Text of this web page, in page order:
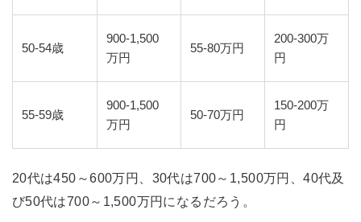
50-54歳
900-1,500
万円
55-80万円
200-300万
円
55-59歳
900-1,500
万円
50-70万円
150-200万
円
20代は450～600万円、30代は700～1,500万円、40代及
び50代は700～1,500万円になるだろう。